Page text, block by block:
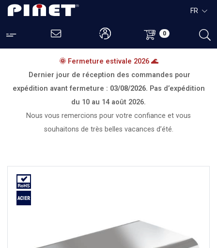
0
FR
🌞 Fermeture estivale 2026 🌊
Dernier jour de réception des commandes pour
expédition avant fermeture : 03/08/2026. Pas d’expédition
du 10 au 14 août 2026.
Nous vous remercions pour votre confiance et vous
souhaitons de très belles vacances d’été.